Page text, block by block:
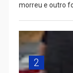
morreu e outro
2